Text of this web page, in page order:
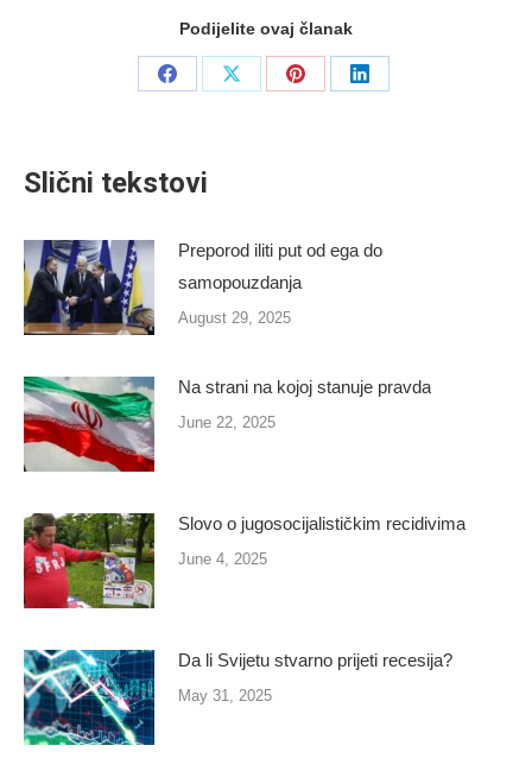
Podijelite ovaj članak
Share
Share
Share
Share
Slični tekstovi
Preporod iliti put od ega do
samopouzdanja
August 29, 2025
Na strani na kojoj stanuje pravda
June 22, 2025
Slovo o jugosocijalističkim recidivima
June 4, 2025
Da li Svijetu stvarno prijeti recesija?
May 31, 2025